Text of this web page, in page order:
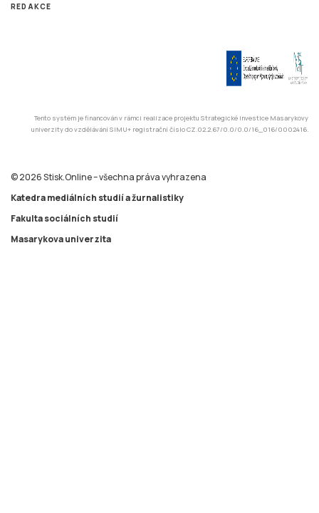
REDAKCE
Tento systém je financován v rámci realizace projektu Strategické investice Masarykovy
univerzity do vzdělávání SIMU+ registrační číslo CZ.02.2.67/0.0/0.0/16_016/0002416.
© 2026 Stisk.Online – všechna práva vyhrazena
Katedra mediálních studií a žurnalistiky
Fakulta sociálních studií
Masarykova univerzita